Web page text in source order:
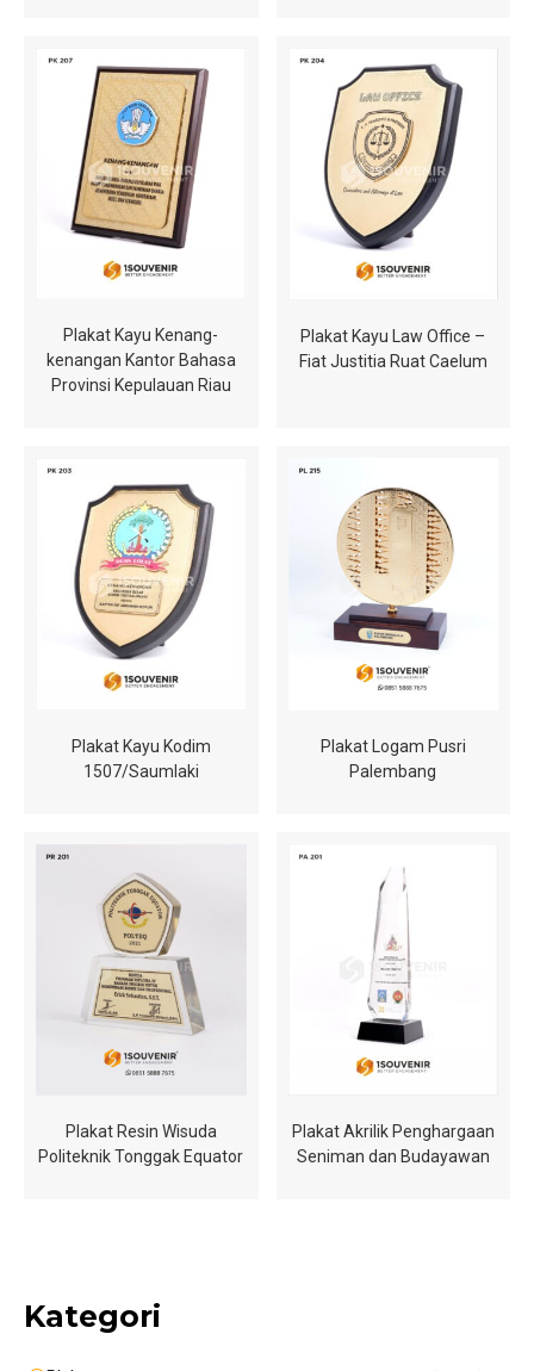
Plakat Kayu Kenang-
kenangan Kantor Bahasa
Provinsi Kepulauan Riau
Plakat Kayu Law Office –
Fiat Justitia Ruat Caelum
Plakat Kayu Kodim
1507/Saumlaki
Plakat Logam Pusri
Palembang
Plakat Resin Wisuda
Politeknik Tonggak Equator
Plakat Akrilik Penghargaan
Seniman dan Budayawan
Kategori